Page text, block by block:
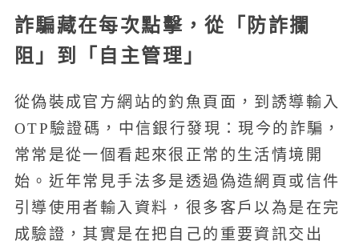
詐騙藏在每次點擊，從「防詐攔
阻」到「自主管理」
從偽裝成官方網站的釣魚頁面，到誘導輸入
OTP驗證碼，中信銀行發現：現今的詐騙，
常常是從一個看起來很正常的生活情境開
始。近年常見手法多是透過偽造網頁或信件
引導使用者輸入資料，很多客戶以為是在完
成驗證，其實是在把自己的重要資訊交出